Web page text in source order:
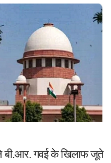
बी.आर. गवई के खिलाफ जूते